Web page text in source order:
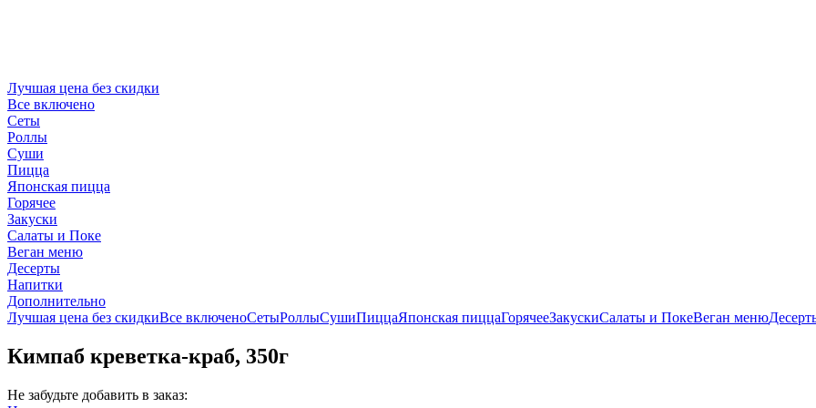
Лучшая цена без скидки
Все включено
Сеты
Роллы
Суши
Пицца
Японская пицца
Горячее
Закуски
Салаты и Поке
Веган меню
Десерты
Напитки
Дополнительно
Лучшая цена без скидкиВсе включеноСетыРоллыСушиПиццаЯпонская пиццаГорячееЗакускиСалаты и ПокеВеган меню
Кимпаб креветка-краб, 350г
Не забудьте добавить в заказ: